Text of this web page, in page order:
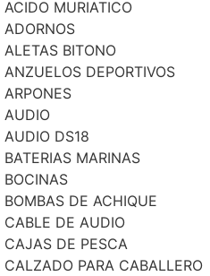
ACIDO MURIATICO
ADORNOS
ALETAS BITONO
ANZUELOS DEPORTIVOS
ARPONES
AUDIO
AUDIO DS18
BATERIAS MARINAS
BOCINAS
BOMBAS DE ACHIQUE
CABLE DE AUDIO
CAJAS DE PESCA
CALZADO PARA CABALLERO